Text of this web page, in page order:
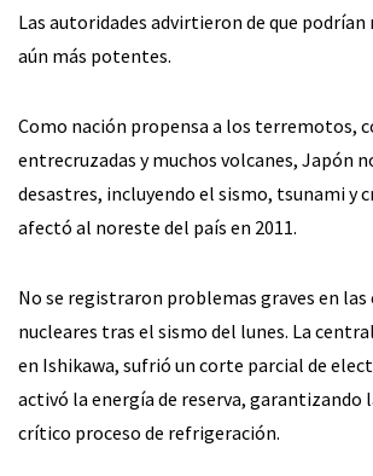
Las autoridades advirtieron de que
aún más potentes.
Como nación propensa a los terremotos,
entrecruzadas y muchos volcanes, Japón
desastres, incluyendo el sismo, tsunami y
afectó al noreste del país en 2011.
No se registraron problemas graves en
nucleares tras el sismo del lunes. La
en Ishikawa, sufrió un corte parcial de
activó la energía de reserva, garantizando
crítico proceso de refrigeración.